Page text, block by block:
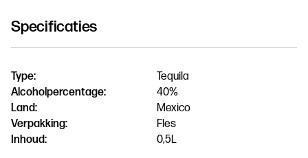
Specificaties
Type:
Tequila
Alcoholpercentage:
40%
Land:
Mexico
Verpakking:
Fles
Inhoud:
0,5L